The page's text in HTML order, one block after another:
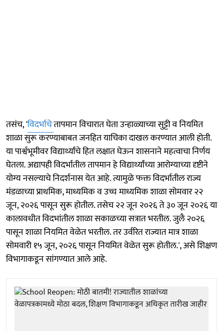
तसंच, 'विदर्भाचेतापमान विचारात घेता उन्हाळ्याच्या सुट्टी व नियमित
शाळा सुरू करण्याबाबत जनहित याचिका दाखल करण्यात आली होती.
या पार्श्वभूमीवर विद्यार्थ्यांचे हित लक्षात घेऊन शासनाने महत्वाचा निर्णय
घेतला. अद्यापही विदर्भातील तापमान हे विद्यार्थ्यांच्या आरोग्याच्या दृष्टीने
योग्य नसल्याचे निदर्शनास येत आहे. त्यामुळे फक्त विदर्भातील राज्य
मंडळाच्या प्राथमिक, माध्यमिक व उच्च माध्यमिक शाळा सोमवार २२
जून, २०२६ पासून सुरू होतील. तसेच २२ जून २०२६ ते ३० जून २०२६ या
कालावधीत विदभांतील शाळा सकाळच्या सत्रात भरतील. जुलै २०२६
पासून शाळा नियमित वेळेत भरतील. तर उर्वरित राज्यात मात्र शाळा
सोमवारी १५ जून, २०२६ पासून नियमित वेळेत सुरू होतील.', असे शिक्षण
विभागाकडून सांगण्यात आले आहे.